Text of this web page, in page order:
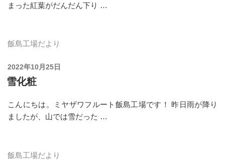
まった紅葉がだんだん下り …
飯島工場だより
投
稿
2022年10月25日
雪化粧
こんにちは。ミヤザワフルート飯島工場です！ 昨日雨が降り
ましたが、山では雪だった …
飯島工場だより